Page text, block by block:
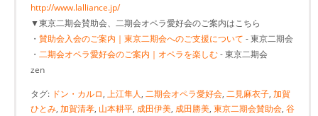
http://www.lalliance.jp/
▼東京二期会賛助会、二期会オペラ愛好会のご案内はこちら
・ 賛助会入会のご案内｜東京二期会へのご支援について - 東京二期会
・ 二期会オペラ愛好会のご案内｜オペラを楽しむ- 東京二期会
zen
タグ: ドン・カルロ, 上江隼人, 二期会オペラ愛好会, 二見麻衣子, 加賀
ひとみ, 加賀清孝, 山本耕平, 成田伊美, 成田勝美, 東京二期会賛助会, 谷